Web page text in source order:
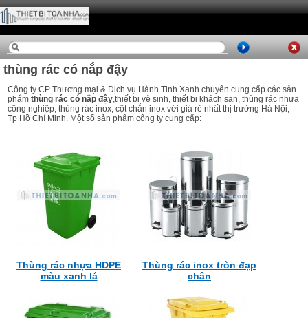
thùng rác có nắp đậy
Công ty CP Thương mại & Dịch vụ Hành Tinh Xanh chuyên cung cấp các sản
phẩm thùng rác có nắp đậy,thiết bị vệ sinh, thiết bị khách sạn, thùng rác nhựa
công nghiệp, thùng rác inox, cột chắn inox với giá rẻ nhất thị trường Hà Nội,
Tp Hồ Chí Minh. Một số sản phẩm công ty cung cấp:
Thùng rác nhựa HDPE
màu xanh lá
Thùng rác inox tròn đạp
chân